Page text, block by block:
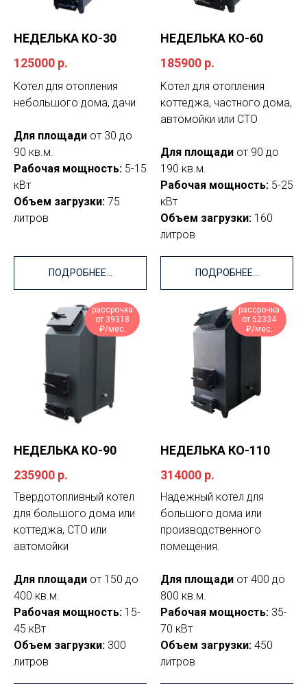
НЕДЕЛЬКА КО-30
125000 р.
Котел для отопления
небольшого дома, дачи
Для площади от 30 до
90 кв.м.
Рабочая мощность: 5-15
кВт
Объем загрузки: 75
литров
ПОДРОБНЕЕ...
НЕДЕЛЬКА КО-60
185900 р.
Котел для отопления
коттеджа, частного дома,
автомойки или СТО
Для площади от 90 до
190 кв.м.
Рабочая мощность: 5-25
кВт
Объем загрузки: 160
литров
ПОДРОБНЕЕ...
рассрочка
от 39318
₽/мес.
НЕДЕЛЬКА КО-90
235900 р.
Твердотопливный котел
для большого дома или
коттеджа, СТО или
автомойки
Для площади от 150 до
400 кв.м.
Рабочая мощность: 15-
45 кВт
Объем загрузки: 300
литров
рассрочка
от 52334
₽/мес.
НЕДЕЛЬКА КО-110
314000 р.
Надежный котел для
большого дома или
производственного
помещения.
Для площади от 400 до
800 кв.м.
Рабочая мощность: 35-
70 кВт
Объем загрузки: 450
литров